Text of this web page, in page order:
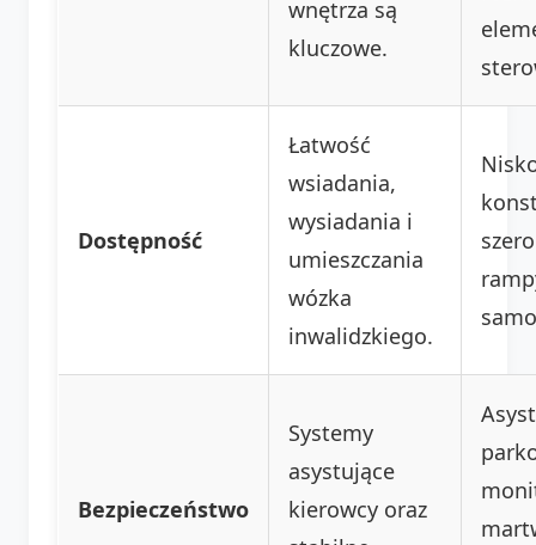
wnętrza są
kluczowe.
Dostępność
Łatwość
wsiadania,
wysiadania i
umieszczania
wózka
inwalidzkiego.
Bezpieczeństwo
Systemy
asystujące
kierowcy oraz